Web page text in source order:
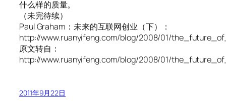
什么样的质量。
（未完待续）
Paul Graham：未来的互联网创业（下）：
http://www.ruanyifeng.com/blog/2008/01/
原文转自：
http://www.ruanyifeng.com/blog/2008/01/
2011年9月22日